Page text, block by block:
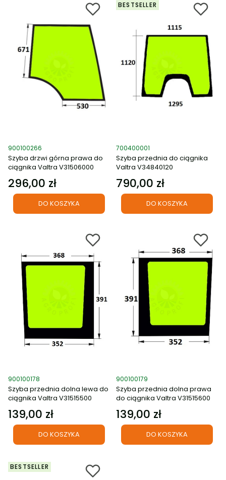
Kod produktu
900100266
Szyba drzwi górna prawa do
ciągnika Valtra V31506000
Cena
296,00 zł
DO KOSZYKA
BESTSELLER
Kod produktu
700400001
Szyba przednia do ciągnika
Valtra V34840120
Cena
790,00 zł
DO KOSZYKA
Kod produktu
900100178
Szyba przednia dolna lewa do
ciągnika Valtra V31515500
Cena
139,00 zł
DO KOSZYKA
Kod produktu
900100179
Szyba przednia dolna prawa
do ciągnika Valtra V31515600
Cena
139,00 zł
DO KOSZYKA
BESTSELLER